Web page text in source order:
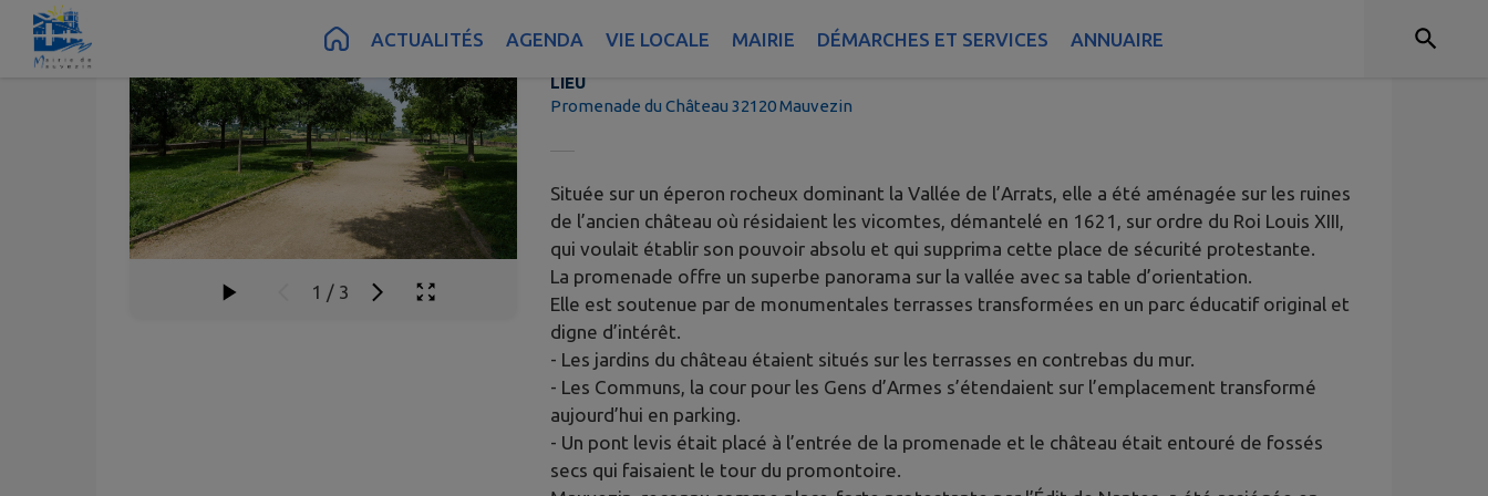
Contenu Pied de page
ACTUALITÉS AGENDA VIE LOCALE MAIRIE DÉMARCHES ET SERVICES ANNUAIRE
1 / 3
LIEU
Promenade du Château 32120 Mauvezin
Située sur un éperon rocheux dominant la Vallée de l’Arrats, elle a été aménagée sur les ruines
de l’ancien château où résidaient les vicomtes, démantelé en 1621, sur ordre du Roi Louis XIII,
qui voulait établir son pouvoir absolu et qui supprima cette place de sécurité protestante.
La promenade offre un superbe panorama sur la vallée avec sa table d’orientation.
Elle est soutenue par de monumentales terrasses transformées en un parc éducatif original et
digne d’intérêt.
- Les jardins du château étaient situés sur les terrasses en contrebas du mur.
- Les Communs, la cour pour les Gens d’Armes s’étendaient sur l’emplacement transformé
aujourd’hui en parking.
- Un pont levis était placé à l’entrée de la promenade et le château était entouré de fossés
secs qui faisaient le tour du promontoire.